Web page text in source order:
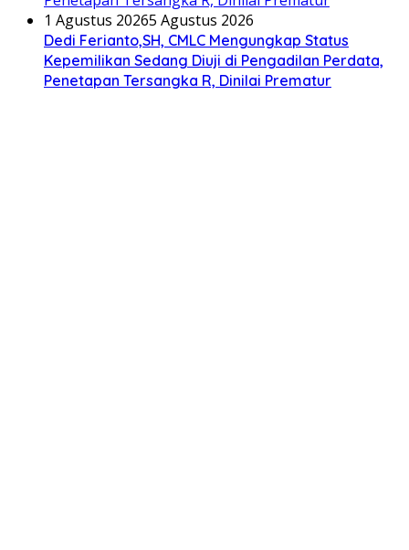
1 Agustus 20265 Agustus 2026
Dedi Ferianto,SH, CMLC Mengungkap Status
Kepemilikan Sedang Diuji di Pengadilan Perdata,
Penetapan Tersangka R, Dinilai Prematur